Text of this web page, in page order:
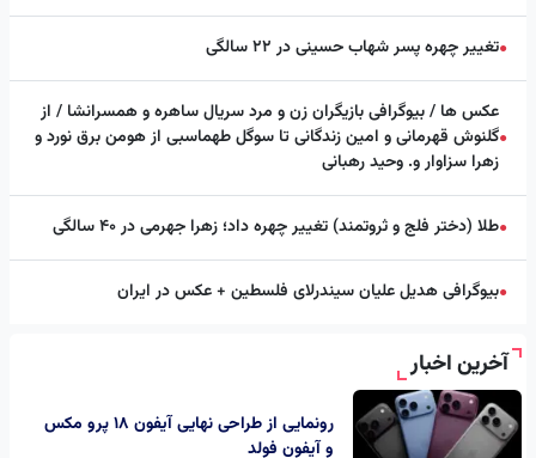
●تغییر چهره پسر شهاب حسینی در ۲۲ سالگی
●
عکس ها / بیوگرافی بازیگران زن و مرد سریال ساهره و همسرانشا / از
گلنوش قهرمانی و امین زندگانی تا سوگل طهماسبی از هومن برق نورد و
زهرا سزاوار و. وحید رهبانی
●طلا (دختر فلج و ثروتمند) تغییر چهره داد؛ زهرا جهرمی در ۴۰ سالگی
●بیوگرافی هدیل علیان سیندرلای فلسطین + عکس در ایران
آخرین اخبار
رونمایی از طراحی نهایی آیفون ۱۸ پرو مکس
و آیفون فولد